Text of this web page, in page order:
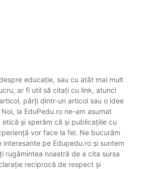
educație, sau cu atât mai mult
ar fi util să citați cu link, atunci
părți dintr-un articol sau o idee
la EduPedu.ro ne-am asumat
și sperăm că și publicațiile cu
vor face la fel. Ne bucurăm
pe Edupedu.ro și suntem
rugămintea noastră de a cita sursa
reciprocă de respect și